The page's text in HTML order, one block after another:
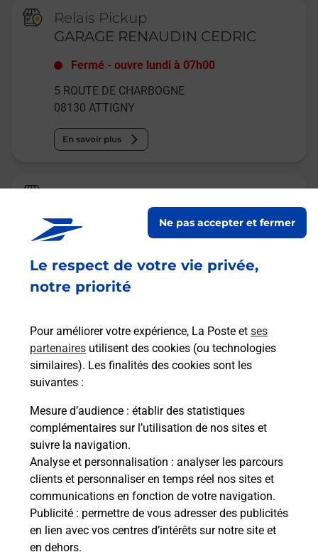
Le respect de votre vie privée,
notre priorité
Pour améliorer votre expérience, La Poste et ses
partenaires utilisent des cookies (ou technologies
similaires). Les finalités des cookies sont les
suivantes :
Mesure d’audience : établir des statistiques
complémentaires sur l’utilisation de nos sites et
suivre la navigation.
Analyse et personnalisation : analyser les parcours
clients et personnaliser en temps réel nos sites et
communications en fonction de votre navigation.
Publicité : permettre de vous adresser des publicités
en lien avec vos centres d’intérêts sur notre site et
en dehors.
Ne pas accepter et fermer
Relais Pickup
GARAGE RENAUDIN CEDRIC
Fermé -ouvre lundi à 07h00
5 ROUTE DE CHARBOGNE
08130 ATTIGNY
En savoir plus
La Poste
ouvre mardi à 09h00
17 PLACE CHARLEMAGNE
08130 ATTIGNY
Malin !
La Poste
en ligne
Ouvert 24h/24
En savoir plus